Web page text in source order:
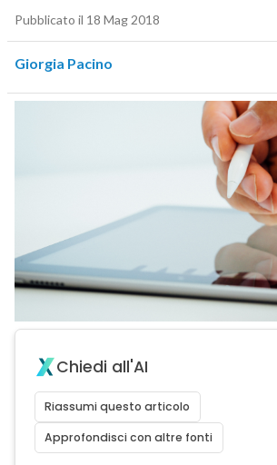
Pubblicato il 18 Mag 2018
Giorgia Pacino
Chiedi all'AI
Riassumi questo articolo
Approfondisci con altre fonti